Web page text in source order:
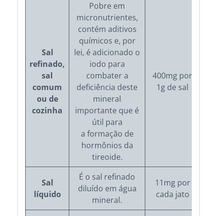
Sal
refinado,
sal
comum
ou de
cozinha
Pobre em
micronutrientes,
contém aditivos
químicos e, por
lei, é adicionado o
iodo para
combater a
deficiência deste
mineral
importante que é
útil para
a formação de
hormônios da
tireoide.
400mg por
1g de sal
Sal
líquido
É o sal refinado
diluído em água
mineral.
11mg por
cada jato